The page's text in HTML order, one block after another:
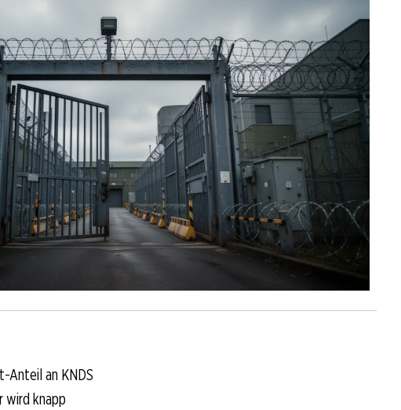
Anteil an KNDS
wird knapp